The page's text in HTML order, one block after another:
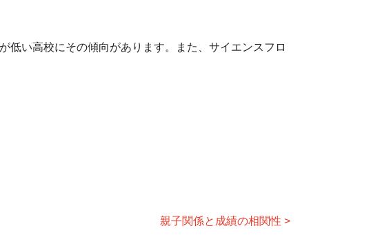
低い高校にその傾向があります。また、サイエンスフロ
親子関係と成績の相関性